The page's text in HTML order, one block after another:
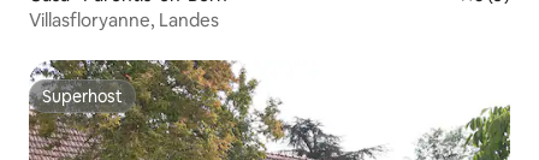
Villasfloryanne, Landes
Superhost
Superhost